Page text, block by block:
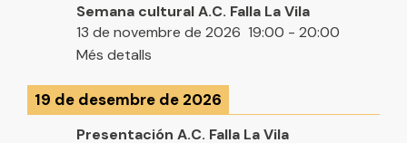
Semana cultural A.C. Falla La Vila
13 de novembre de 2026 19:00 - 20:00
Més detalls
19 de desembre de 2026
Presentación A.C. Falla La Vila